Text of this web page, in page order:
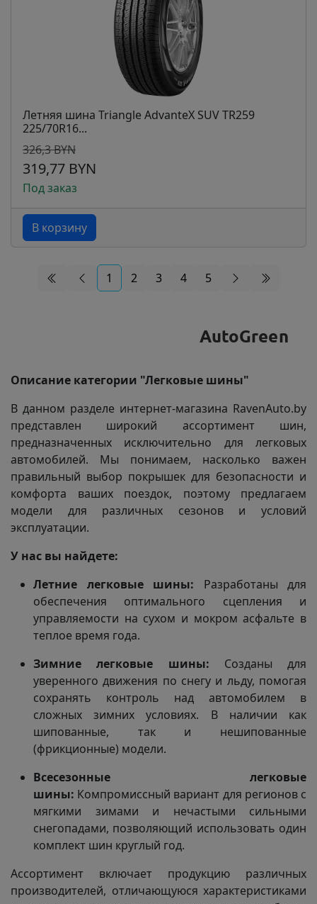
Летняя шина Triangle AdvanteX SUV TR259
225/70R16...
326,3 BYN
319,77 BYN
Под заказ
В корзину
1 2 3 4 5
Описание категории "Легковые шины"
В данном разделе интернет-магазина RavenAuto.by
представлен широкий ассортимент шин,
предназначенных исключительно для легковых
автомобилей. Мы понимаем, насколько важен
правильный выбор покрышек для безопасности и
комфорта ваших поездок, поэтому предлагаем
модели для различных сезонов и условий
эксплуатации.
У нас вы найдете:
Летние легковые шины: Разработаны для
обеспечения оптимального сцепления и
управляемости на сухом и мокром асфальте в
теплое время года.
Зимние легковые шины: Созданы для
уверенного движения по снегу и льду, помогая
сохранять контроль над автомобилем в
сложных зимних условиях. В наличии как
шипованные, так и нешипованные
(фрикционные) модели.
Всесезонные легковые
шины: Компромиссный вариант для регионов с
мягкими зимами и нечастыми сильными
снегопадами, позволяющий использовать один
комплект шин круглый год.
Ассортимент включает продукцию различных
производителей, отличающуюся характеристиками